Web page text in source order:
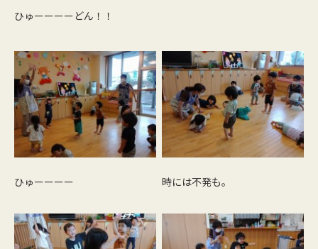
ひゅーーーーどん！！
ひゅーーーー 時には不発も。